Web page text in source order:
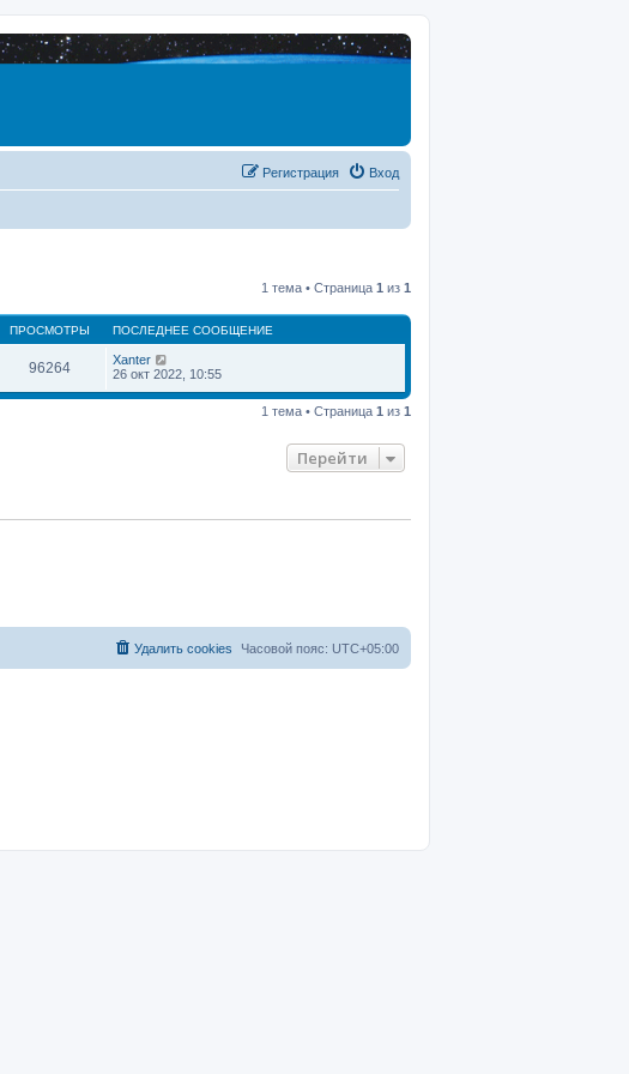
Вход
Регистрация
1 тема • Страница 1 из 1
ПРОСМОТРЫ ПОСЛЕДНЕЕ СООБЩЕНИЕ
96264
Xanter
26 окт 2022, 10:55
1 тема • Страница 1 из 1
Перейти
Часовой пояс: UTC+05:00
Удалить cookies